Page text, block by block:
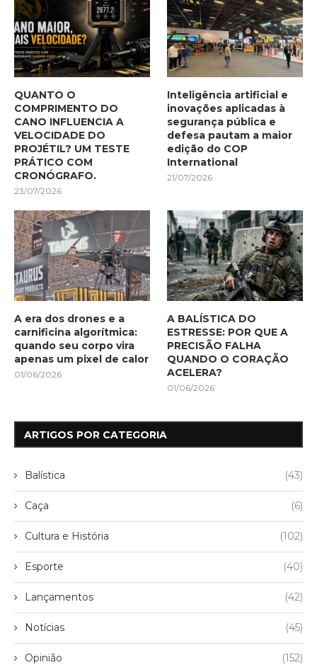
QUANTO O
COMPRIMENTO DO
CANO INFLUENCIA A
VELOCIDADE DO
PROJÉTIL? UM TESTE
PRÁTICO COM
CRONÓGRAFO.
23/07/2026
Inteligência artificial e
inovações aplicadas à
segurança pública e
defesa pautam a maior
edição do COP
International
21/07/2026
A era dos drones e a
carnificina algorítmica:
quando seu corpo vira
apenas um pixel de calor
01/06/2026
A BALÍSTICA DO
ESTRESSE: POR QUE A
PRECISÃO FALHA
QUANDO O CORAÇÃO
ACELERA?
01/06/2026
ARTIGOS POR CATEGORIA
Balística (43)
Caça (6)
Cultura e História (102)
Esporte (40)
Lançamentos (42)
Notícias (45)
Opinião (152)